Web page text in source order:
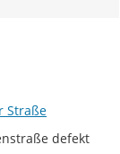
Straße
defekt